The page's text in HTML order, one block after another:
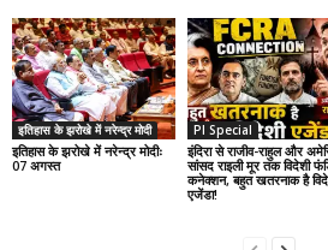
इतिहास के झरोखे में नरेन्द्र मोदी
इतिहास के झरोखे में नरेन्द्र मोदीः
07 अगस्त
PI Special
इंदिरा से राजीव-राहुल और
सांसद राइली मूर तक विदेशी
कनेक्शन, बहुत खतरनाक है
एजेंडा!